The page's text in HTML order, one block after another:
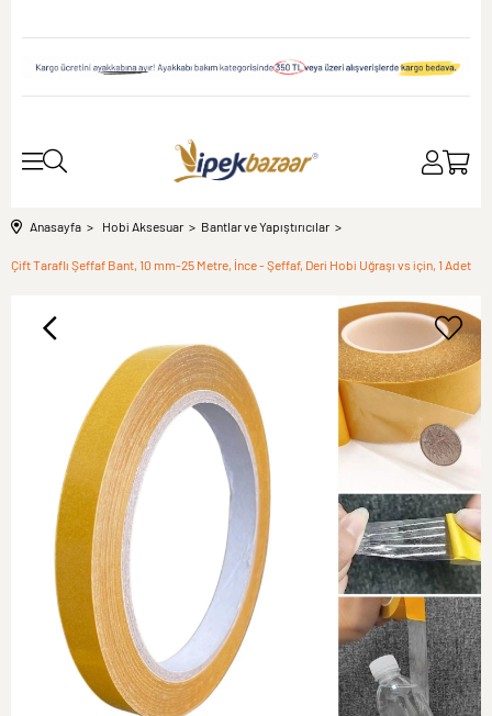
Anasayfa Hobi Aksesuar Bantlar ve Yapıştırıcılar
Çift Taraflı Şeffaf Bant, 10 mm-25 Metre, İnce - Şeffaf, Deri Hobi Uğraşı vs için, 1 Adet